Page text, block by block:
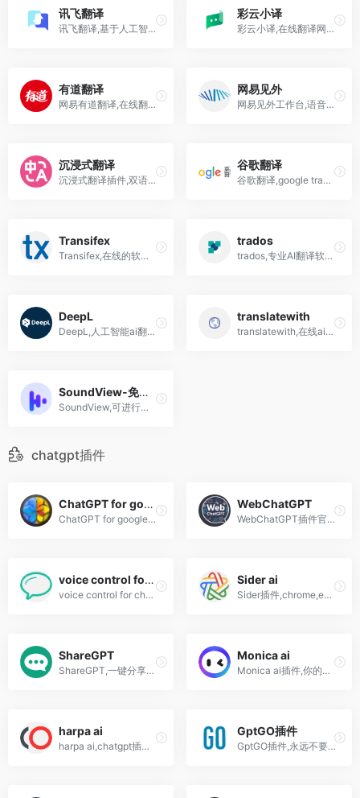
讯飞翻译
讯飞翻译,基于人工智能ai讯飞智能翻译平台,支持多种文档格式、文本、语音、图片的互译
彩云小译
彩云小译,在线翻译网页版,app,插件基于AI翻译模式的国产翻译工具
有道翻译
网易有道翻译,在线翻译网页版,下载电脑版,便捷易用的国产翻译工具软件
网易见外
网易见外工作台,语音转文字,专业的在线翻译平台,免费吗?收费吗?
沉浸式翻译
沉浸式翻译插件,双语网页翻译扩展,支持视频,网页,文档,划词,各大浏览器和设备
谷歌翻译
谷歌翻译,google translate在线翻译,下载,插件
Transifex
Transifex,在线的软件本地化平台,基于Web集成翻译
trados
trados,专业AI翻译软件SDL Trados Studio,计算机辅助翻译工具
DeepL
DeepL,人工智能ai翻译在线,软件app下载,号称是“全世界最准确的翻译”
translatewith
translatewith,在线ai翻译工具软件,用ai在几分钟内人工智能翻译,适用于任何网站
SoundView-免费ai视频翻译
SoundView,可进行多语种视频翻译、配音、创作的ai短视频本地化场景音色创作平台
chatgpt插件
ChatGPT for google
ChatGPT for google插件,google搜索结果旁显示chatgpt结果,超300万人安装
WebChatGPT
WebChatGPT插件官网,chatgpt免费联网,查询最新信息,无需开通plus
voice control for chatgpt
voice control for chatgpt插件,可以通过语音控制chatGPT并且对话
Sider ai
Sider插件,chrome,edge浏览器插件,chatgpt常驻侧边栏,随时使用
ShareGPT
ShareGPT,一键分享你和ChatGPT的狂野对话
Monica ai
Monica ai插件,你的ChatGPT AI智能助理,适用于所有网站,谷歌浏览器,edge,chrome
harpa ai
harpa ai,chatgpt插件,人工智能驱动的web自动化助手
GptGO插件
GptGO插件,永远不要离开您的标签，再次在 ChatGPT 上搜索内容